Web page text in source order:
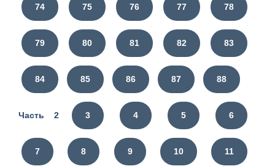
74 75 76 77 78
79 80 81 82 83
84 85 86 87 88
Часть 2 3 4 5 6
7 8 9 10 11